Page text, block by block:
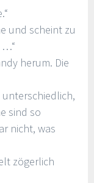
und scheint zu
…“
herum. Die
unterschiedlich,
sind so
nicht, was
zögerlich